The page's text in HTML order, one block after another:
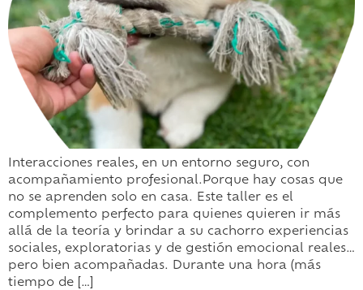
Interacciones reales, en un entorno seguro, con
acompañamiento profesional.Porque hay cosas que
no se aprenden solo en casa. Este taller es el
complemento perfecto para quienes quieren ir más
allá de la teoría y brindar a su cachorro experiencias
sociales, exploratorias y de gestión emocional reales…
pero bien acompañadas. Durante una hora (más
tiempo de […]